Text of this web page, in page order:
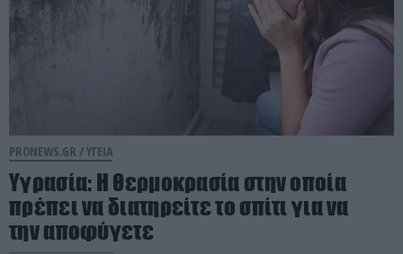
PRONEWS.GR /ΥΓΕΙΑ
Υγρασία: Η θερμοκρασία στην οποία
πρέπει να διατηρείτε το σπίτι για να
την αποφύγετε